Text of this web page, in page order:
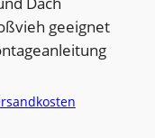
geeignet